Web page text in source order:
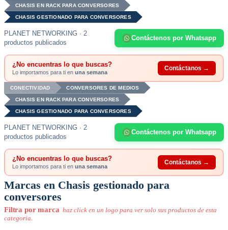
CHASIS EN RACK PARA CONVERSORES
CHASIS GESTIONADO PARA CONVERSORES
PLANET NETWORKING · 2
productos publicados
Contáctenos por Whatsapp
¿No encuentras lo que buscas?
Lo importamos para ti en una semana
Contáctanos →
CONECTIVIDAD CONVERSORES DE MEDIOS
CHASIS EN RACK PARA CONVERSORES
CHASIS GESTIONADO PARA CONVERSORES
PLANET NETWORKING · 2
productos publicados
Contáctenos por Whatsapp
¿No encuentras lo que buscas?
Lo importamos para ti en una semana
Contáctanos →
Marcas en Chasis gestionado para
conversores
Filtra por marca haz click en un logo para ver solo sus productos de esta
categoria.